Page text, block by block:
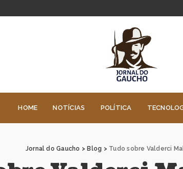
HOME NOTÍCIAS POLÍTICA
Jornal do Gaucho > Blog > Tudo sobre Valderci